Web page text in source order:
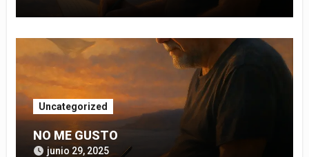
Uncategorized
NO ME GUSTO
junio 29, 2025